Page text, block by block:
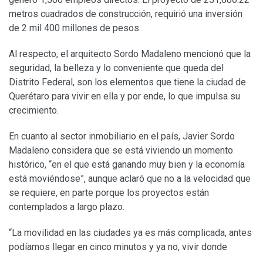
metros cuadrados de construcción, requirió una inversión
de 2 mil 400 millones de pesos.
Al respecto, el arquitecto Sordo Madaleno mencionó que la
seguridad, la belleza y lo conveniente que queda del
Distrito Federal, son los elementos que tiene la ciudad de
Querétaro para vivir en ella y por ende, lo que impulsa su
crecimiento.
En cuanto al sector inmobiliario en el país, Javier Sordo
Madaleno considera que se está viviendo un momento
histórico, “en el que está ganando muy bien y la economía
está moviéndose”, aunque aclaró que no a la velocidad que
se requiere, en parte porque los proyectos están
contemplados a largo plazo.
“La movilidad en las ciudades ya es más complicada, antes
podíamos llegar en cinco minutos y ya no, vivir donde